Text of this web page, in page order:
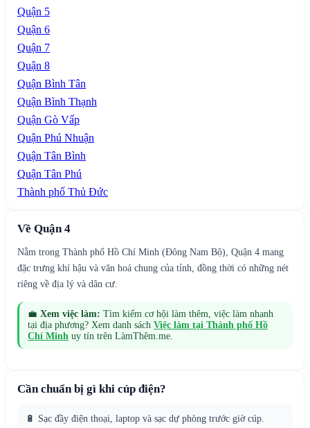
Quận 5
Quận 6
Quận 7
Quận 8
Quận Bình Tân
Quận Bình Thạnh
Quận Gò Vấp
Quận Phú Nhuận
Quận Tân Bình
Quận Tân Phú
Thành phố Thủ Đức
Về Quận 4
Nằm trong Thành phố Hồ Chí Minh (Đông Nam Bộ), Quận 4 mang
đặc trưng khí hậu và văn hoá chung của tỉnh, đồng thời có những nét
riêng về địa lý và dân cư.
💼 Xem việc làm: Tìm kiếm cơ hội làm thêm, việc làm nhanh
tại địa phương? Xem danh sách Việc làm tại Thành phố Hồ
Chí Minh uy tín trên LàmThêm.me.
Cần chuẩn bị gì khi cúp điện?
🔋 Sạc đầy điện thoại, laptop và sạc dự phòng trước giờ cúp.